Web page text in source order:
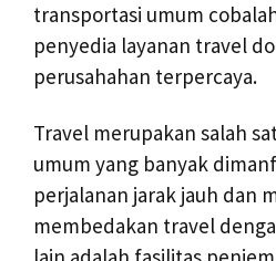
transportasi umum
penyedia layanan travel
perusahahan terpercaya.
Travel merupakan salah
umum yang banyak
perjalanan jarak jauh dan
membedakan travel